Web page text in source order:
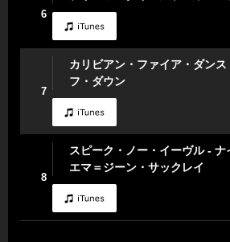
6
7
カリビアン・ファイア・ダン
フ・ダウン
8
スピーク・ノー・イーヴル -
エマ＝ジーン・サックレイ